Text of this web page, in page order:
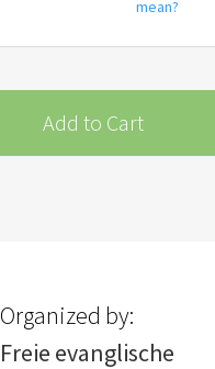
mean?
Add to Cart
Organized by:
Freie evanglische